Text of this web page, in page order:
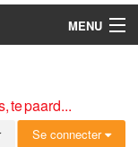
MENU
te paard...
Se connecter